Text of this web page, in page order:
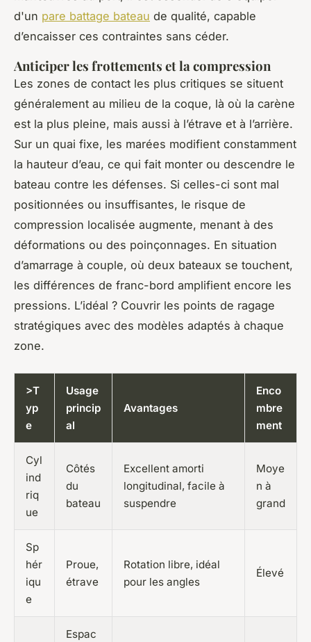
d'un pare battage bateau de qualité, capable
d’encaisser ces contraintes sans céder.
Anticiper les frottements et la compression
Les zones de contact les plus critiques se situent
généralement au milieu de la coque, là où la carène
est la plus pleine, mais aussi à l’étrave et à l’arrière.
Sur un quai fixe, les marées modifient constamment
la hauteur d’eau, ce qui fait monter ou descendre le
bateau contre les défenses. Si celles-ci sont mal
positionnées ou insuffisantes, le risque de
compression localisée augmente, menant à des
déformations ou des poinçonnages. En situation
d’amarrage à couple, où deux bateaux se touchent,
les différences de franc-bord amplifient encore les
pressions. L’idéal ? Couvrir les points de ragage
stratégiques avec des modèles adaptés à chaque
zone.
>T
yp
e
Usage
princip
al
Avantages
Enco
mbre
ment
Cyl
ind
riq
ue
Côtés
du
bateau
Excellent amorti
longitudinal, facile à
suspendre
Moye
n à
grand
Sp
hér
iqu
e
Proue,
étrave
Rotation libre, idéal
pour les angles
Élevé
Espac